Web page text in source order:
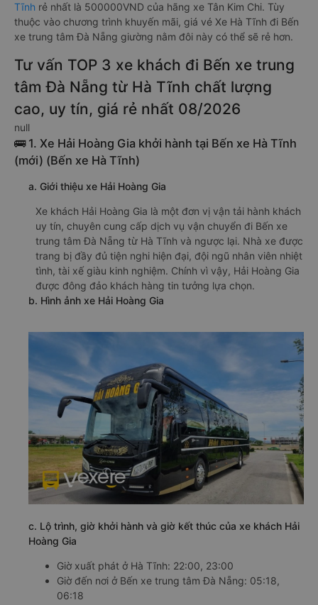
Tĩnh rẻ nhất là 500000VND của hãng xe Tân Kim Chi. Tùy
thuộc vào chương trình khuyến mãi, giá vé Xe Hà Tĩnh đi Bến
xe trung tâm Đà Nẵng giường nằm đôi này có thể sẽ rẻ hơn.
Tư vấn TOP 3 xe khách đi Bến xe trung
tâm Đà Nẵng từ Hà Tĩnh chất lượng
cao, uy tín, giá rẻ nhất 08/2026
null
🚌 1. Xe Hải Hoàng Gia khởi hành tại Bến xe Hà Tĩnh
(mới) (Bến xe Hà Tĩnh)
a. Giới thiệu xe Hải Hoàng Gia
Xe khách Hải Hoàng Gia là một đơn vị vận tải hành khách
uy tín, chuyên cung cấp dịch vụ vận chuyển đi Bến xe
trung tâm Đà Nẵng từ Hà Tĩnh và ngược lại. Nhà xe được
trang bị đầy đủ tiện nghi hiện đại, đội ngũ nhân viên nhiệt
tình, tài xế giàu kinh nghiệm. Chính vì vậy, Hải Hoàng Gia
được đông đảo khách hàng tin tưởng lựa chọn.
b. Hình ảnh xe Hải Hoàng Gia
c. Lộ trình, giờ khởi hành và giờ kết thúc của xe khách Hải
Hoàng Gia
Giờ xuất phát ở Hà Tĩnh: 22:00, 23:00
Giờ đến nơi ở Bến xe trung tâm Đà Nẵng: 05:18,
06:18